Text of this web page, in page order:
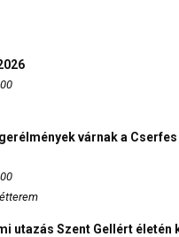
várnak a
utazás Szent Gellért életén